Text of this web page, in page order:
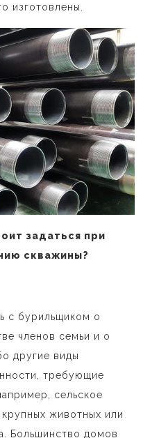
изготовлены.
задаться при
скважины?
с бурильщиком о
членов семьи и о
другие виды
требующие
сельское
животных или
Большинство домов